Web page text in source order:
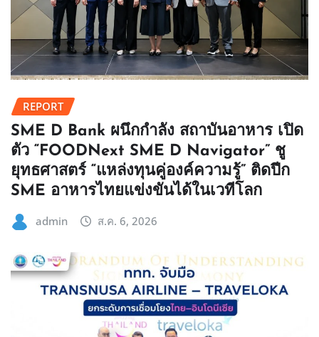
REPORT
SME D Bank ผนึกกำลัง สถาบันอาหาร เปิด
ตัว “FOODNext SME D Navigator” ชู
ยุทธศาสตร์ “แหล่งทุนคู่องค์ความรู้” ติดปีก
SME อาหารไทยแข่งขันได้ในเวทีโลก
admin ส.ค. 6, 2026